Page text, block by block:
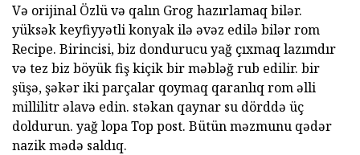
Və orijinal Özlü və qalın Grog hazırlamaq bilər.
yüksək keyfiyyətli konyak ilə əvəz edilə bilər rom
Recipe. Birincisi, biz dondurucu yağ çıxmaq lazımdır
və tez biz böyük fiş kiçik bir məbləğ rub edilir. bir
şüşə, şəkər iki parçalar qoymaq qaranlıq rom əlli
millilitr əlavə edin. stəkan qaynar su dörddə üç
doldurun. yağ lopa Top post. Bütün məzmunu qədər
nazik mədə saldıq.